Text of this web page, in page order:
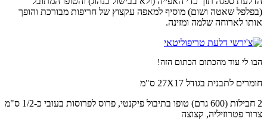
(בפלפל שאטה ושום) מוסיף למאפה עקצוץ של חריפות מבורכת והופך
אותו לארוחה שלמה ומזינה.
הבו לי עוד מהכתום הכתום הזה!
חומרים לתבנית בגודל 27X17 ס"מ
2 חבילות (600 גרם) טופו בתיבול פיקנטי, פרוס לפרוסות בעובי כ-1/2 ס"מ
צרור פטרוזיליה, קצוצה